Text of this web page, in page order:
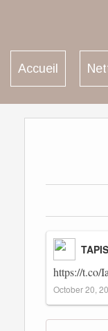
Accueil
https://t.co/
October 20,